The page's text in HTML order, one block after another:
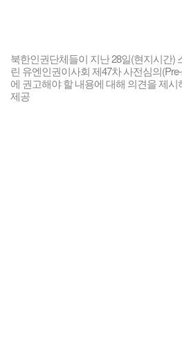
북한인권단체들이 지난 28일(현지시간)
린 유엔인권이사회 제47차 사전심의
에 권고해야 할 내용에 대해 의견을 제
제공